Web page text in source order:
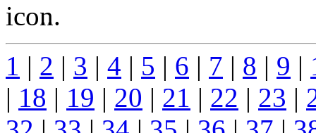
...
1 | 2 | 3 | 4 | 5 | 6 | 7 | 8 | 9 |
| 18 | 19 | 20 | 21 | 22 | 23 |